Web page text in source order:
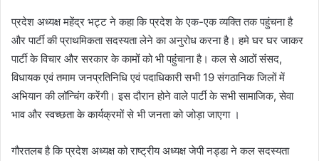
प्रदेश अध्यक्ष महेंद्र भट्ट ने कहा कि प्रदेश के एक-एक व्यक्ति तक पहुंचना है
और पार्टी की प्राथमिकता सदस्यता लेने का अनुरोध करना है। हमे घर घर जाकर
पार्टी के विचार और सरकार के कामों को भी पहुंचाना है। कल से आठों संसद,
विधायक एवं तमाम जनप्रतिनिधि एवं पदाधिकारी सभी 19 संगठानिक जिलों में
अभियान की लॉन्चिंग करेंगी। इस दौरान होने वाले पार्टी के सभी सामाजिक, सेवा
भाव और स्वच्छता के कार्यक्रमों से भी जनता को जोड़ा जाएगा ।
गौरतलब है कि प्रदेश अध्यक्ष को राष्ट्रीय अध्यक्ष जेपी नड्डा ने कल सदस्यता